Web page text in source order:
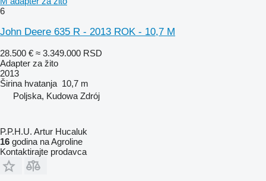
6
John Deere 635 R - 2013 ROK - 10,7 M
28.500 € ≈ 3.349.000 RSD
Adapter za žito
2013
Širina hvatanja 10,7 m
Poljska, Kudowa Zdrój
P.P.H.U. Artur Hucaluk
16 godina na Agroline
Kontaktirajte prodavca